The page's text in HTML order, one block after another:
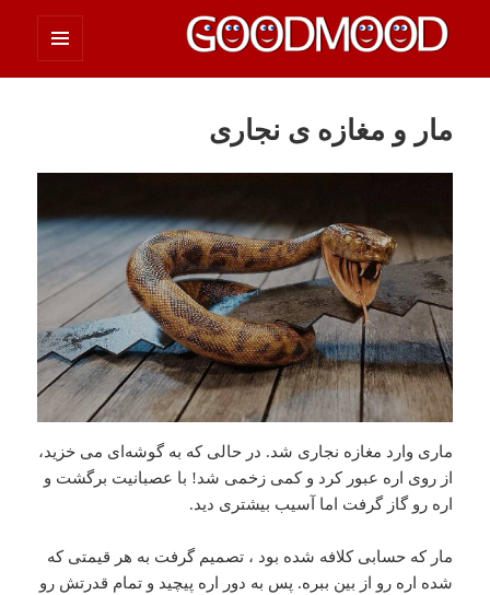
چیزای خووب مووب
مار و مغازه ی نجاری
ماری وارد مغازه نجاری شد. در حالی که به گوشه‌ای می خزید،
از روی اره عبور کرد و کمی زخمی شد! با عصبانیت برگشت و
اره رو گاز گرفت اما آسیب بیشتری دید.
مار که حسابی کلافه شده بود ، تصمیم گرفت به هر قیمتی که
شده اره رو از بین ببره. پس به دور اره پیچید و تمام قدرتش رو